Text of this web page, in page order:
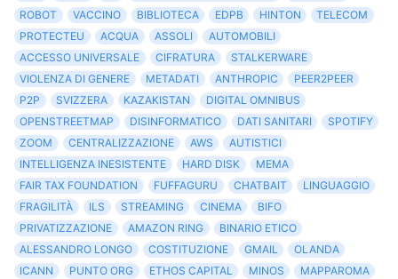
ROBOT
VACCINO BIBLIOTECA EDPB HINTON
TELECOM
PROTECTEU
ACQUA ASSOLI
AUTOMOBILI
ACCESSO UNIVERSALE
CIFRATURA
STALKERWARE
VIOLENZA DI GENERE
METADATI ANTHROPIC
PEER2PEER
P2P
SVIZZERA KAZAKISTAN
DIGITAL OMNIBUS
OPENSTREETMAP
DISINFORMATICO DATI SANITARI
SPOTIFY
ZOOM
CENTRALIZZAZIONE AWS
AUTISTICI
INTELLIGENZA INESISTENTE
HARD DISK
MEMA
FAIR TAX FOUNDATION
FUFFAGURU CHATBAIT
LINGUAGGIO
FRAGILITÀ
ILS STREAMING CINEMA
BIFO
PRIVATIZZAZIONE
AMAZON RING
BINARIO ETICO
ALESSANDRO LONGO
COSTITUZIONE GMAIL
OLANDA
ICANN
PUNTO ORG ETHOS CAPITAL MINOS
MAPPAROMA